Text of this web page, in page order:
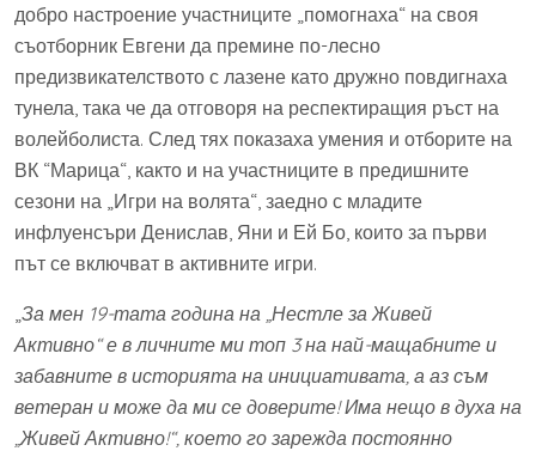
добро настроение участниците „помогнаха“ на своя
съотборник Евгени да премине по-лесно
предизвикателството с лазене като дружно повдигнаха
тунела, така че да отговоря на респектиращия ръст на
волейболиста. След тях показаха умения и отборите на
ВК “Марица“, както и на участниците в предишните
сезони на „Игри на волята“, заедно с младите
инфлуенсъри Денислав, Яни и Ей Бо, които за първи
път се включват в активните игри.
За мен 19-тата година на „Нестле за Живей
Активно“ е в личните ми топ 3 на най-мащабните и
забавните в историята на инициативата, а аз съм
ветеран и може да ми се доверите! Има нещо в духа на
„Живей Активно!“, което го зарежда постоянно